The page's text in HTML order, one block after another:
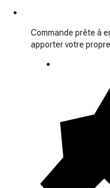
Commande prête à
apporter votre